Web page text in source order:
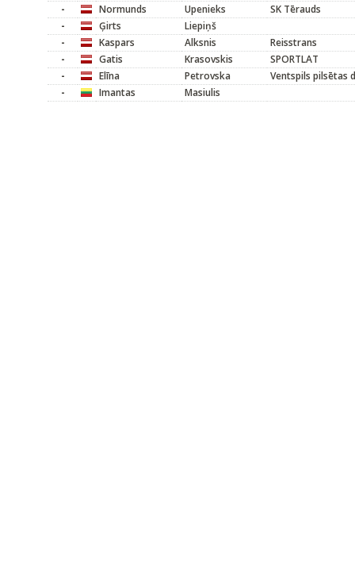
- Normunds Upenieks
SK Tērauds
-
Ģirts
Liepiņš
-
Kaspars Alksnis
Reisstrans
-
Gatis Krasovskis
SPORTLAT
-
Elīna Petrovska
Ventspils pilsētas
-
Imantas Masiulis